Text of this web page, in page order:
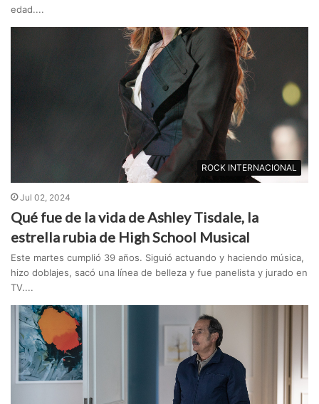
edad....
ROCK INTERNACIONAL
Jul 02, 2024
Qué fue de la vida de Ashley Tisdale, la
estrella rubia de High School Musical
Este martes cumplió 39 años. Siguió actuando y haciendo música,
hizo doblajes, sacó una línea de belleza y fue panelista y jurado en
TV....